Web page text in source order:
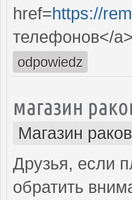
href=https://
телефонов</
odpowiedz
магазин
Магазин
Друзья, если
обратить